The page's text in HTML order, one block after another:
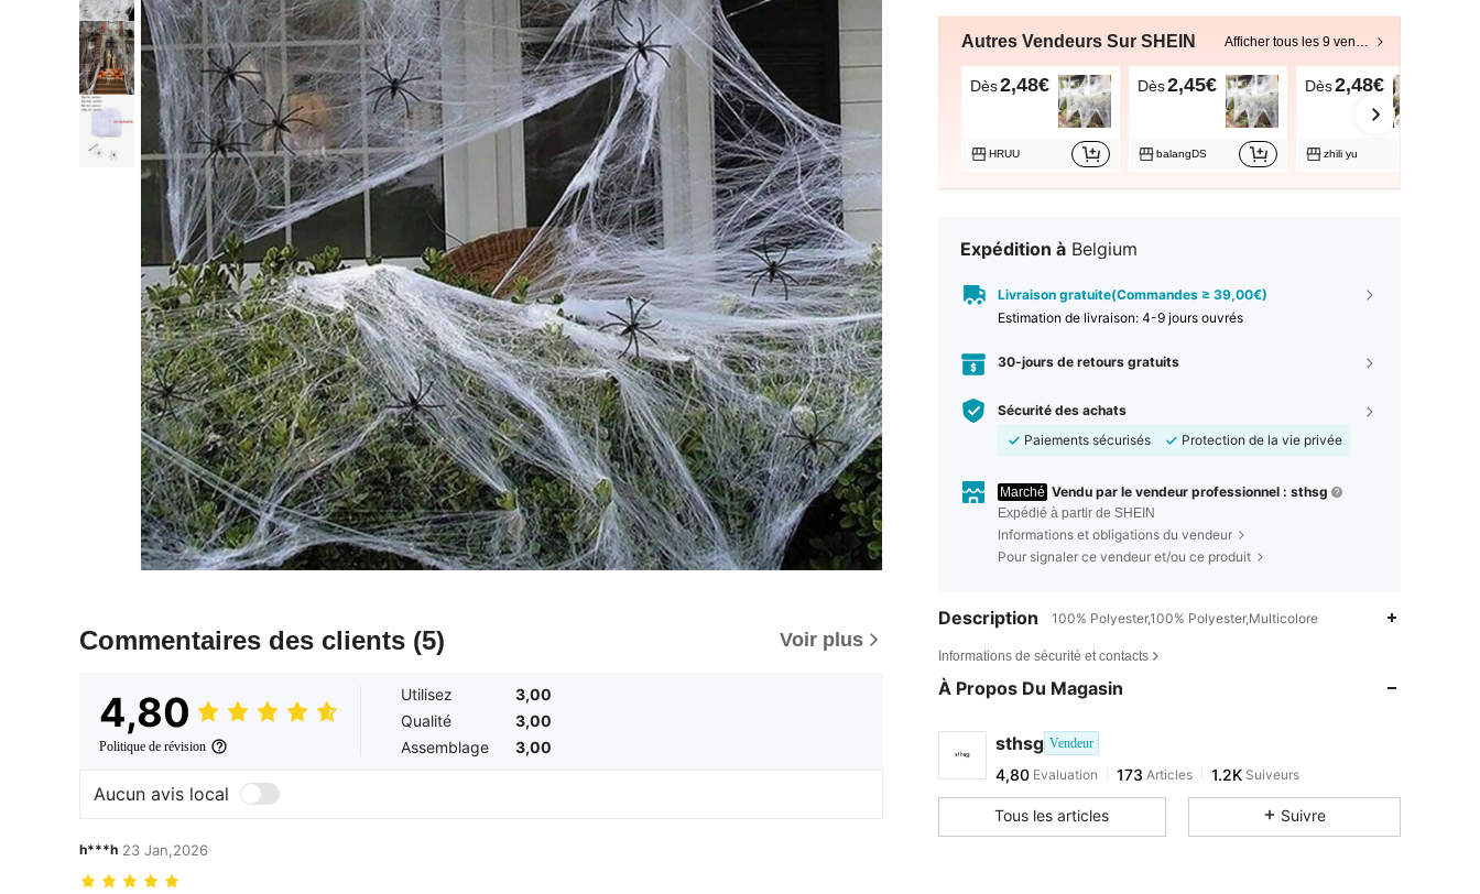
Commentaires des clients (5) Voir plus
4,80
Politique de révision
Utilisez
3,00
Qualité
3,00
Assemblage
3,00
Aucun avis local
h***h 23 Jan,2026
Autres Vendeurs Sur SHEIN
Dès2,48€
HRUU
Dès2,45€
balangDS
Dès2,48€
zhili yu
Expédition à Belgium
Livraison gratuite(Commandes ≥ 39,00€)
Estimation de livraison: 4-9 jours ouvrés
30-jours de retours gratuits
Sécurité des achats
Paiements sécurisés
Protection de la vie privée
Marché Vendu par le vendeur professionnel : sthsg
Expédié à partir de SHEIN
Informations et obligations du vendeur
Pour signaler ce vendeur et/ou ce produit
Description 100% Polyester,100% Polyester,Multicolore
Informations de sécurité et contacts
À Propos Du Magasin
sthsg Vendeur
4,80 Evaluation 173 Articles 1.2K Suiveurs
Tous les articles Suivre